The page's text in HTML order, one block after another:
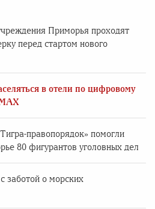
Приморья проходят
перед стартом нового
в отели по цифровому
правопорядок» помогли
80 фигурантов уголовных дел
заботой о морских